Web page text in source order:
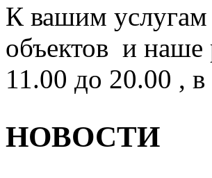
К вашим услугам
объектов и наше
11.00 до 20.00 ,
НОВОСТИ